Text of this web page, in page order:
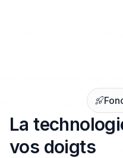
La
vos doigts